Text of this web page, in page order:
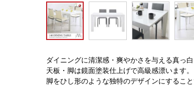
ダイニングに清潔感・爽やかさを与える真っ
天板・脚は鏡面塗装仕上げで高級感漂います。
脚をひし形のような独特のデザインにするこ